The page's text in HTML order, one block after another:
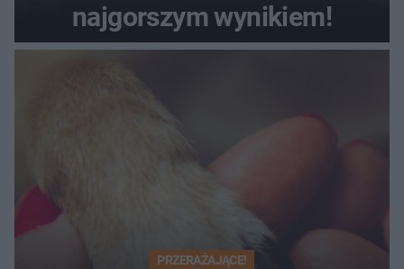
najgorszym wynikiem!
PRZERAŻAJĄCE!